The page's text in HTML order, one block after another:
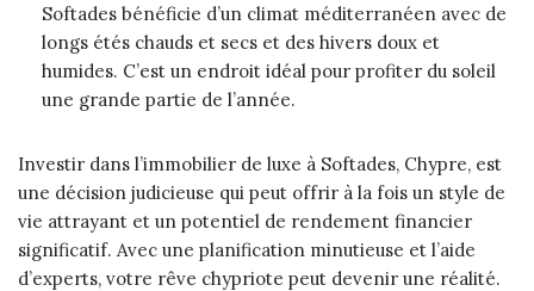
Softades bénéficie d’un climat méditerranéen avec de
longs étés chauds et secs et des hivers doux et
humides. C’est un endroit idéal pour profiter du soleil
une grande partie de l’année.
Investir dans l’immobilier de luxe à Softades, Chypre, est
une décision judicieuse qui peut offrir à la fois un style de
vie attrayant et un potentiel de rendement financier
significatif. Avec une planification minutieuse et l’aide
d’experts, votre rêve chypriote peut devenir une réalité.